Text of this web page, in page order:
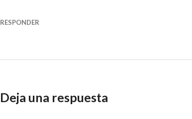
RESPONDER
Deja una respuesta